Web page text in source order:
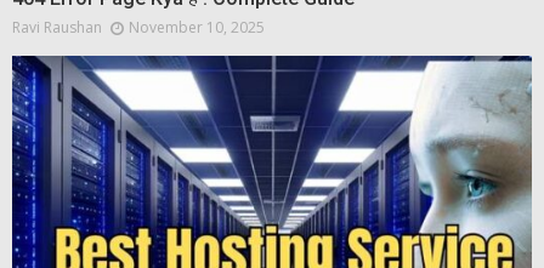
Ravi Raushan November 10, 2025